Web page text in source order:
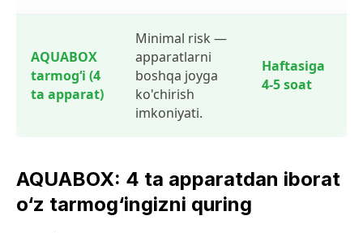
AQUABOX
tarmog‘i (4
ta apparat)
Minimal risk —
apparatlarni
boshqa joyga
ko'chirish
imkoniyati.
Haftasiga
4-5 soat
AQUABOX: 4 ta apparatdan iborat
o‘z tarmog‘ingizni quring